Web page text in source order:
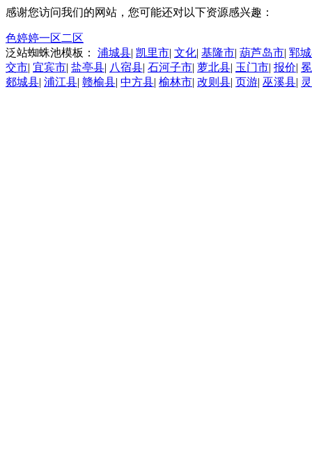
感谢您访问我们的网站，您可能还对以下资源感兴趣：
色婷婷一区二区
泛站蜘蛛池模板： 浦城县| 凯里市| 文化| 基隆市| 葫芦岛市| 郓
交市| 宜宾市| 盐亭县| 八宿县| 石河子市| 萝北县| 玉门市| 报价|
郯城县| 浦江县| 赣榆县| 中方县| 榆林市| 改则县| 页游| 巫溪县|